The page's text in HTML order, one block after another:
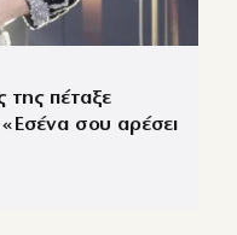
της πέταξε
σου αρέσει